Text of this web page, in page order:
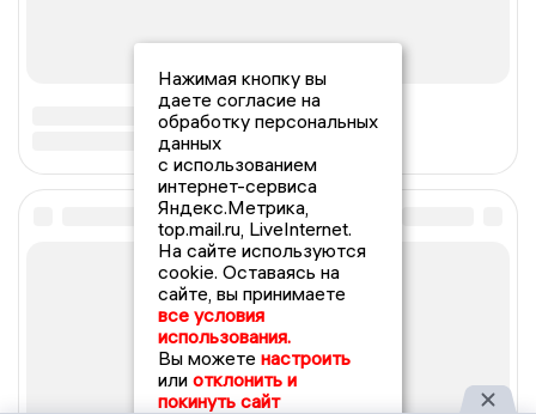
Нажимая кнопку вы
даете согласие на
обработку персональных
данных
с использованием
интернет-сервиса
Яндекс.Метрика,
top.mail.ru, LiveInternet.
На сайте используются
cookie. Оставаясь на
сайте, вы принимаете
все условия
использования.
Вы можете настроить
или отклонить и
покинуть сайт